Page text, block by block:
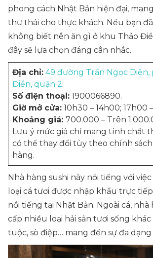
phong cách Nhật Bản hiện đại,
thư thái cho thực khách. Nếu bạn
không biết nên ăn gì ở khu Thảo
đây sẽ lựa chọn đáng cân nhắc.
Địa chỉ: 49 đường Trần Ngọc Diện,
Điền, quận 2.
Số điện thoại: 1900066890.
Giờ mở cửa: 10h30 – 14h00; 17h00
Khoảng giá: 700.000 – Trên
Lưu ý mức giá chỉ mang tính chất
có thể thay đổi tùy theo chính sách
hàng.
Nhà hàng sushi này nổi tiếng với
loại cá tươi được nhập khẩu trực
nổi tiếng tại Nhật Bản. Ngoài cá,
cấp nhiều loại hải sản tươi sống
tuộc, sò điệp… mang đến sự đa